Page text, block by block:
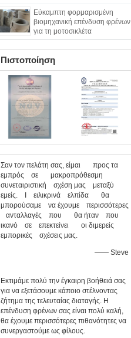
Εύκαμπτη φορμαρισμένη
βιομηχανική επένδυση φρένων
για τη μοτοσικλέτα
επαναλείψεων ελαφριών
φορτηγών
Πιστοποίηση
Σαν τον πελάτη σας, είμαι προς τα
εμπρός σε μακροπρόθεσμη
συνεταιριστική σχέση μας μεταξύ
εμείς. Ι ειλικρινά ελπίδα θα
μπορούσαμε να έχουμε περισσότερες
ανταλλαγές που θα ήταν που
ικανό σε επεκτείνει οι διμερείς
εμπορικές σχέσεις μας.
—— Steve
Εκτιμάμε πολύ την έγκαιρη βοήθειά σας
για να εξετάσουμε κάποιο στέλνοντας
ζήτημα της τελευταίας διαταγής. Η
επένδυση φρένων σας είναι πολύ καλή,
θα έχουμε περισσότερες πιθανότητες να
συνεργαστούμε ως φίλους.